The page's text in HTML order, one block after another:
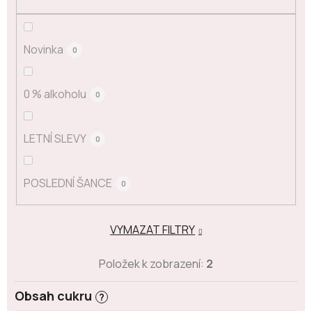
Novinka 0
0 % alkoholu 0
LETNÍ SLEVY 0
POSLEDNÍ ŠANCE 0
Obsah cukru ?
VYMAZAT FILTRY
Položek k zobrazení: 2